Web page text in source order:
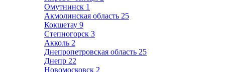
Омутнинск 1
Акмолинская область 25
Кокшетау 9
Степногорск 3
Акколь 2
Днепропетровская область 25
Днепр 22
Новомосковск 2